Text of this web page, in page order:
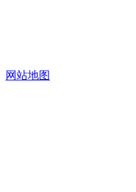
网站地图